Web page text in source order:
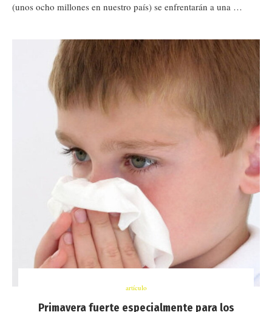
(unos ocho millones en nuestro país) se enfrentarán a una …
artículo
Primavera fuerte especialmente para los